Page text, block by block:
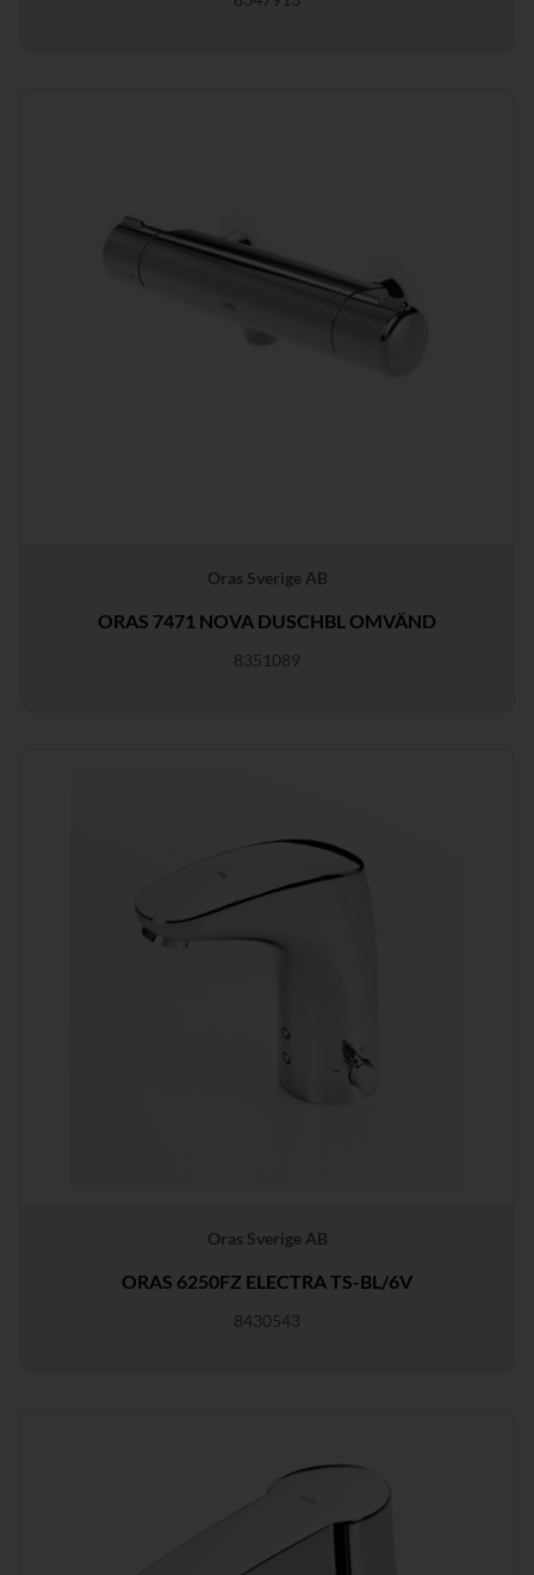
Oras Sverige AB
ORAS 7471 NOVA DUSCHBL OMVÄND
8351089
Oras Sverige AB
ORAS 6250FZ ELECTRA TS-BL/6V
8430543